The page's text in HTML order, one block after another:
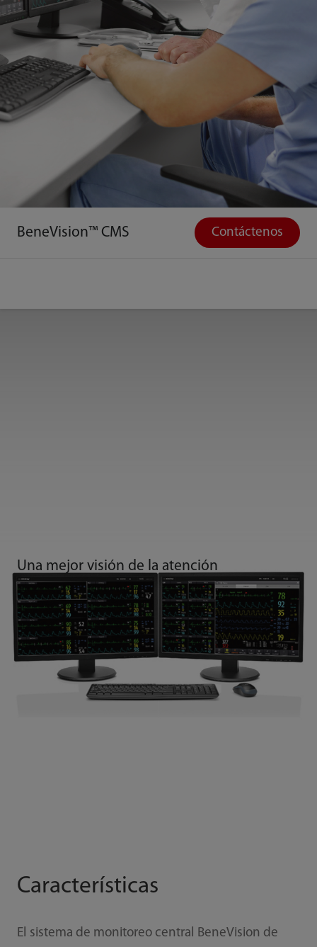
BeneVision™ CMS Contáctenos
Una mejor visión de la atención
Características
El sistema de monitoreo central BeneVision de